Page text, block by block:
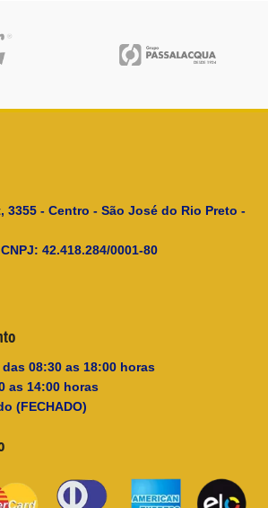
3355 - Centro - São José do Rio Preto -
42.418.284/0001-80
08:30 as 18:00 horas
as 14:00 horas
(FECHADO)